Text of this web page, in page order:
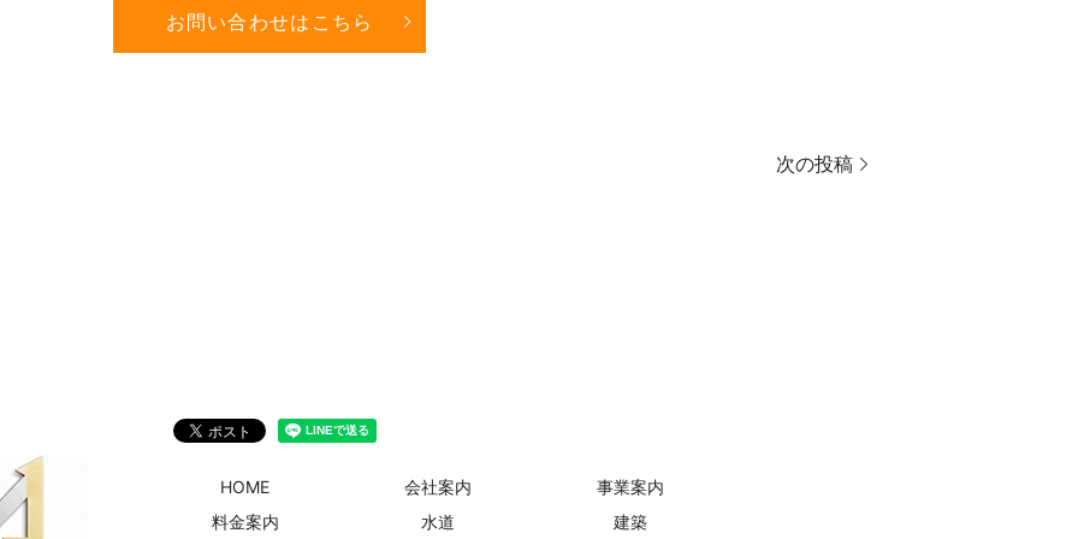
お問い合わせはこちら
次の投稿
HOME 会社案内
事業案内
料金案内
水道 建築